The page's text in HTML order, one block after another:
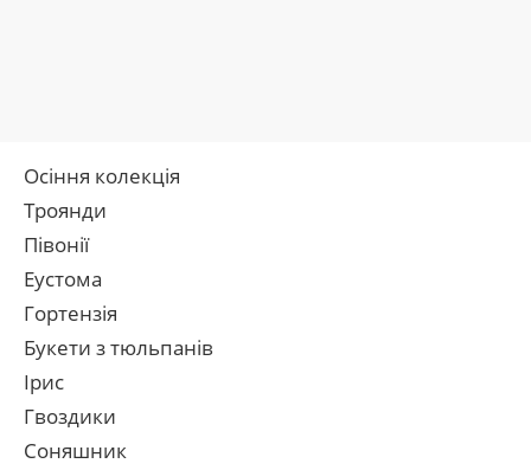
Осіння колекція
Троянди
Півонії
Еустома
Гортензія
Букети з тюльпанів
Ірис
Гвоздики
Соняшник